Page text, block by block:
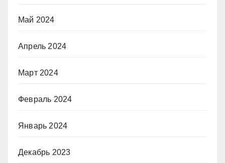
Май 2024
Апрель 2024
Март 2024
Февраль 2024
Январь 2024
Декабрь 2023